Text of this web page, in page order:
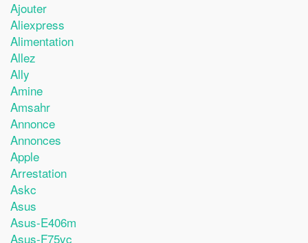
Ajouter
Aliexpress
Alimentation
Allez
Ally
Amine
Amsahr
Annonce
Annonces
Apple
Arrestation
Askc
Asus
Asus-E406m
Asus-F75vc